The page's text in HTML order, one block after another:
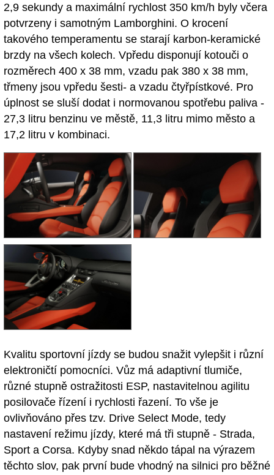
2,9 sekundy a maximální rychlost 350 km/h byly včera
potvrzeny i samotným Lamborghini. O krocení
takového temperamentu se starají karbon-keramické
brzdy na všech kolech. Vpředu disponují kotouči o
rozměrech 400 x 38 mm, vzadu pak 380 x 38 mm,
třmeny jsou vpředu šesti- a vzadu čtyřpístkové. Pro
úplnost se sluší dodat i normovanou spotřebu paliva -
27,3 litru benzinu ve městě, 11,3 litru mimo město a
17,2 litru v kombinaci.
Kvalitu sportovní jízdy se budou snažit vylepšit i různí
elektroničtí pomocníci. Vůz má adaptivní tlumiče,
různé stupně ostražitosti ESP, nastavitelnou agilitu
posilovače řízení i rychlosti řazení. To vše je
ovlivňováno přes tzv. Drive Select Mode, tedy
nastavení režimu jízdy, které má tři stupně - Strada,
Sport a Corsa. Kdyby snad někdo tápal na výrazem
těchto slov, pak první bude vhodný na silnici pro běžné